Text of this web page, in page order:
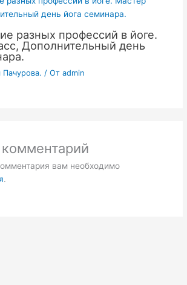
разных профессий в йоге.
Дополнительный день
Пачурова. / От admin
вам необходимо
.